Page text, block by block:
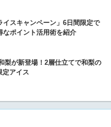
イスキャンペーン」6日間限定で
なポイント活用術を紹介
梨が新登場！2層仕立てで和梨の
定アイス